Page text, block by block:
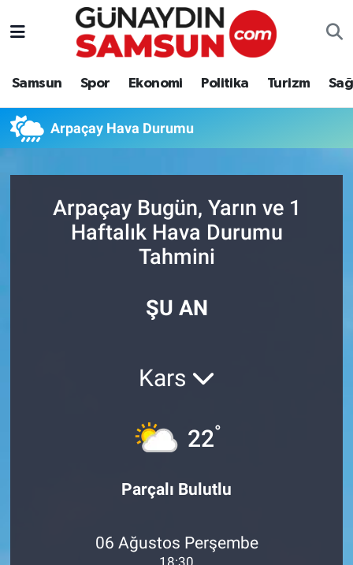
Samsun Spor Ekonomi Politika Turizm
Arpaçay Hava Durumu
Arpaçay Bugün, Yarın ve 1
Haftalık Hava Durumu
Tahmini
ŞU AN
Kars
22°
Parçalı Bulutlu
06 Ağustos Perşembe
18:30
Samsun
Ekonomi
Turizm
Bilim ve Teknoloji
Nöbetçi Eczaneler
Trafik Durumu
Tüm Manşetler
Son Dakika Haberleri